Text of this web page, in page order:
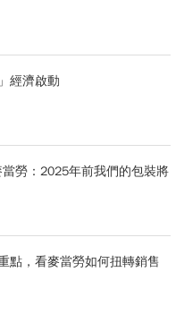
經濟啟動
勞：2025年前我們的包裝將
點，看麥當勞如何扭轉銷售